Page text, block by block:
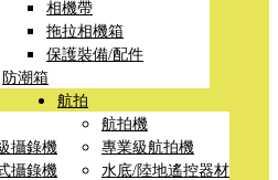
相機帶
拖拉相機箱
保護裝備/配件
防潮箱
攝錄機
攝錄機
航拍
航拍機
專業級航拍機
水底/陸地遙控器材